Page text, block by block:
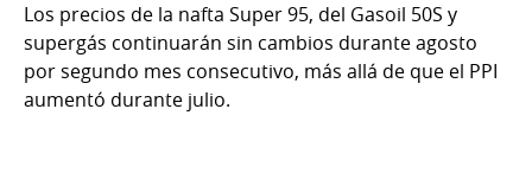
Los precios de la nafta Super 95, del Gasoil 50S y
supergás continuarán sin cambios durante agosto
por segundo mes consecutivo, más allá de que el PPI
aumentó durante julio.